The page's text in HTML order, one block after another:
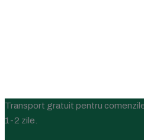
Transport gratuit pentru
1-2 zile.